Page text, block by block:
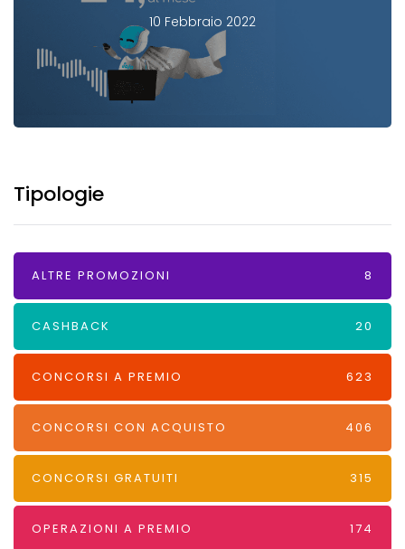
10 Febbraio 2022
Tipologie
ALTRE PROMOZIONI 8
CASHBACK 20
CONCORSI A PREMIO 623
CONCORSI CON ACQUISTO 406
CONCORSI GRATUITI 315
OPERAZIONI A PREMIO 174